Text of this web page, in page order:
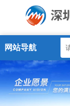
网站导航